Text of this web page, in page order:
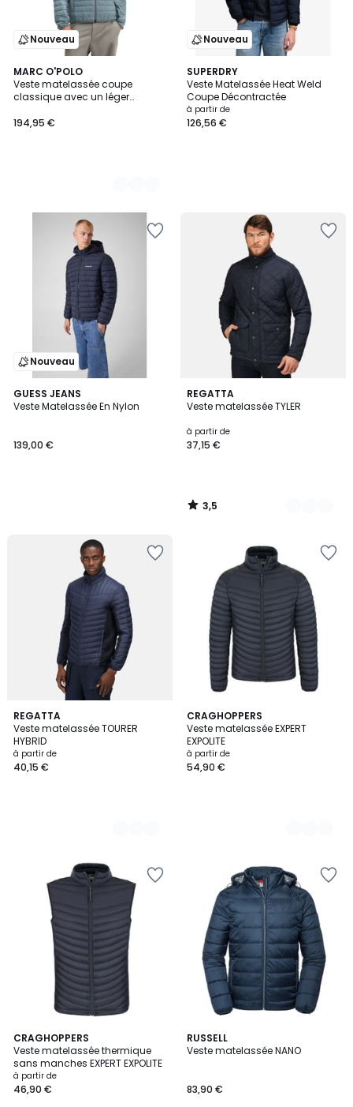
Nouveau
MARC O'POLO
Veste matelassée coupe
classique avec un léger
194,95 €
2
Couleurs
Nouveau
SUPERDRY
Veste Matelassée Heat Weld
Coupe Décontractée
à partir de
126,56 €
Nouveau
GUESS JEANS
Veste Matelassée En Nylon
139,00 €
REGATTA
Veste matelassée TYLER
à partir de
37,15 €
3,5
/ 5
2
Couleurs
3,5
/
REGATTA
Veste matelassée TOURER
HYBRID
à partir de
40,15 €
2
Couleurs
CRAGHOPPERS
Veste matelassée EXPERT
EXPOLITE
à partir de
54,90 €
2
Couleurs
CRAGHOPPERS
Veste matelassée thermique
sans manches EXPERT EXPOLITE
à partir de
46,90 €
2
Couleurs
RUSSELL
Veste matelassée NANO
83,90 €
4
Couleurs